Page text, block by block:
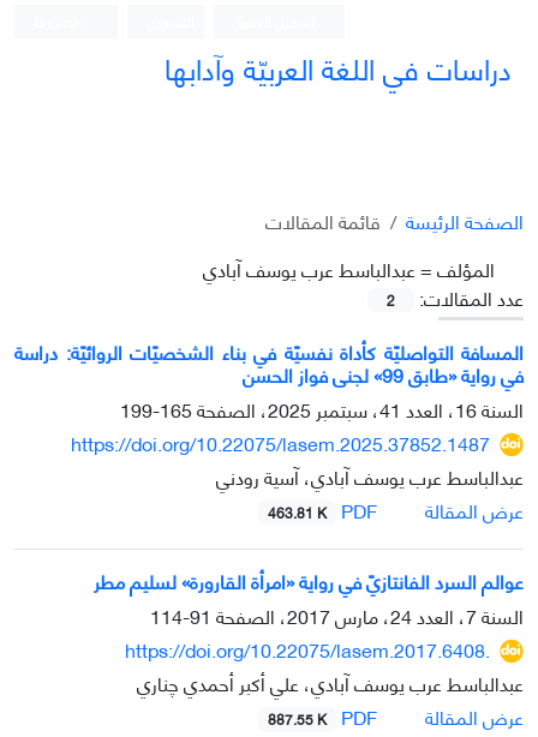
دراسات في اللغة العربيّة وآدابها
الصفحة الرئيسة
قائمة المقالات
المؤلف =عبدالباسط عرب يوسف آبادي
عدد المقالات:
2
المسافة التواصليّة كأداة نفسيّة في بناء الشخصيّات الروائيّة: دراسة
في رواية «طابق 99» لجنى فواز الحسن
السنة 16، العدد 41، سبتمبر 2025، الصفحة
165-199
https://doi.org/10.22075/lasem.2025.37852.1487
عبدالباسط عرب يوسف آبادي، آسية رودني
عرض المقالة
463.81 K
عوالم السرد الفانتازيّ في رواية «امرأة ‌القارورة» لسليم مطر
السنة 7، العدد 24، مارس 2017، الصفحة
91-114
https://doi.org/10.22075/lasem.2017.6408.
عبدالباسط عرب يوسف آبادي، علي أكبر أحمدي چناري
عرض المقالة
887.55 K